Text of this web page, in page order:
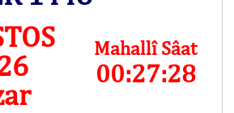
Mahallî Sâat
00:27:28